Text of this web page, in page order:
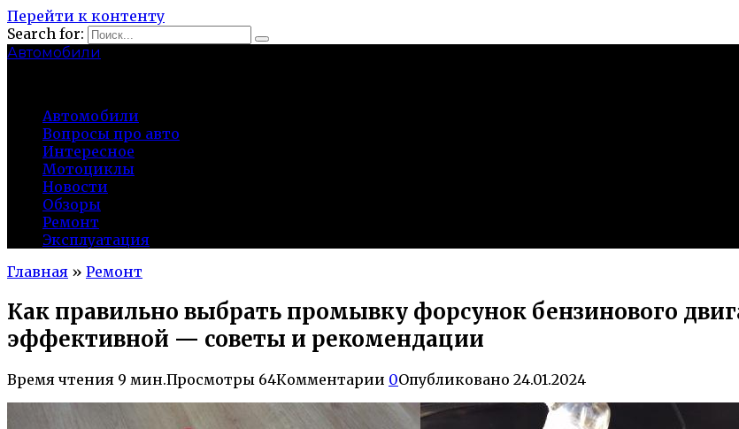
Перейти к контенту
Search for:
Автомобили
Автомобили
Вопросы про авто
Интересное
Мотоциклы
Новости
Обзоры
Ремонт
Эксплуатация
Главная » Ремонт
Как правильно выбрать промывку форсунок бензинового
эффективной — советы и рекомендации
Время чтения 9 мин.Просмотры 64Комментарии 0Опубликовано 24.01.2024